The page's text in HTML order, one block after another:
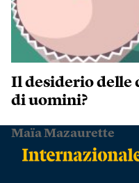
Il desiderio delle
di uomini?
Maïa Mazaurette